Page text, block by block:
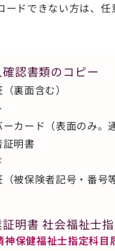
ードできない方は、
認書類のコピー
裏面含む）
カード（表面のみ。
証明書
被保険者記号・番号
明書 社会福祉士
神保健福祉士指定科目